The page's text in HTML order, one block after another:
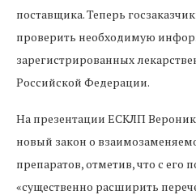
поставщика. Теперь
проверить необходимую
зарегистрированных
Российской Федерации.
На презентации ЕСКЛП
новый закон о
препаратов, отметив, что с его
«существенно расширить